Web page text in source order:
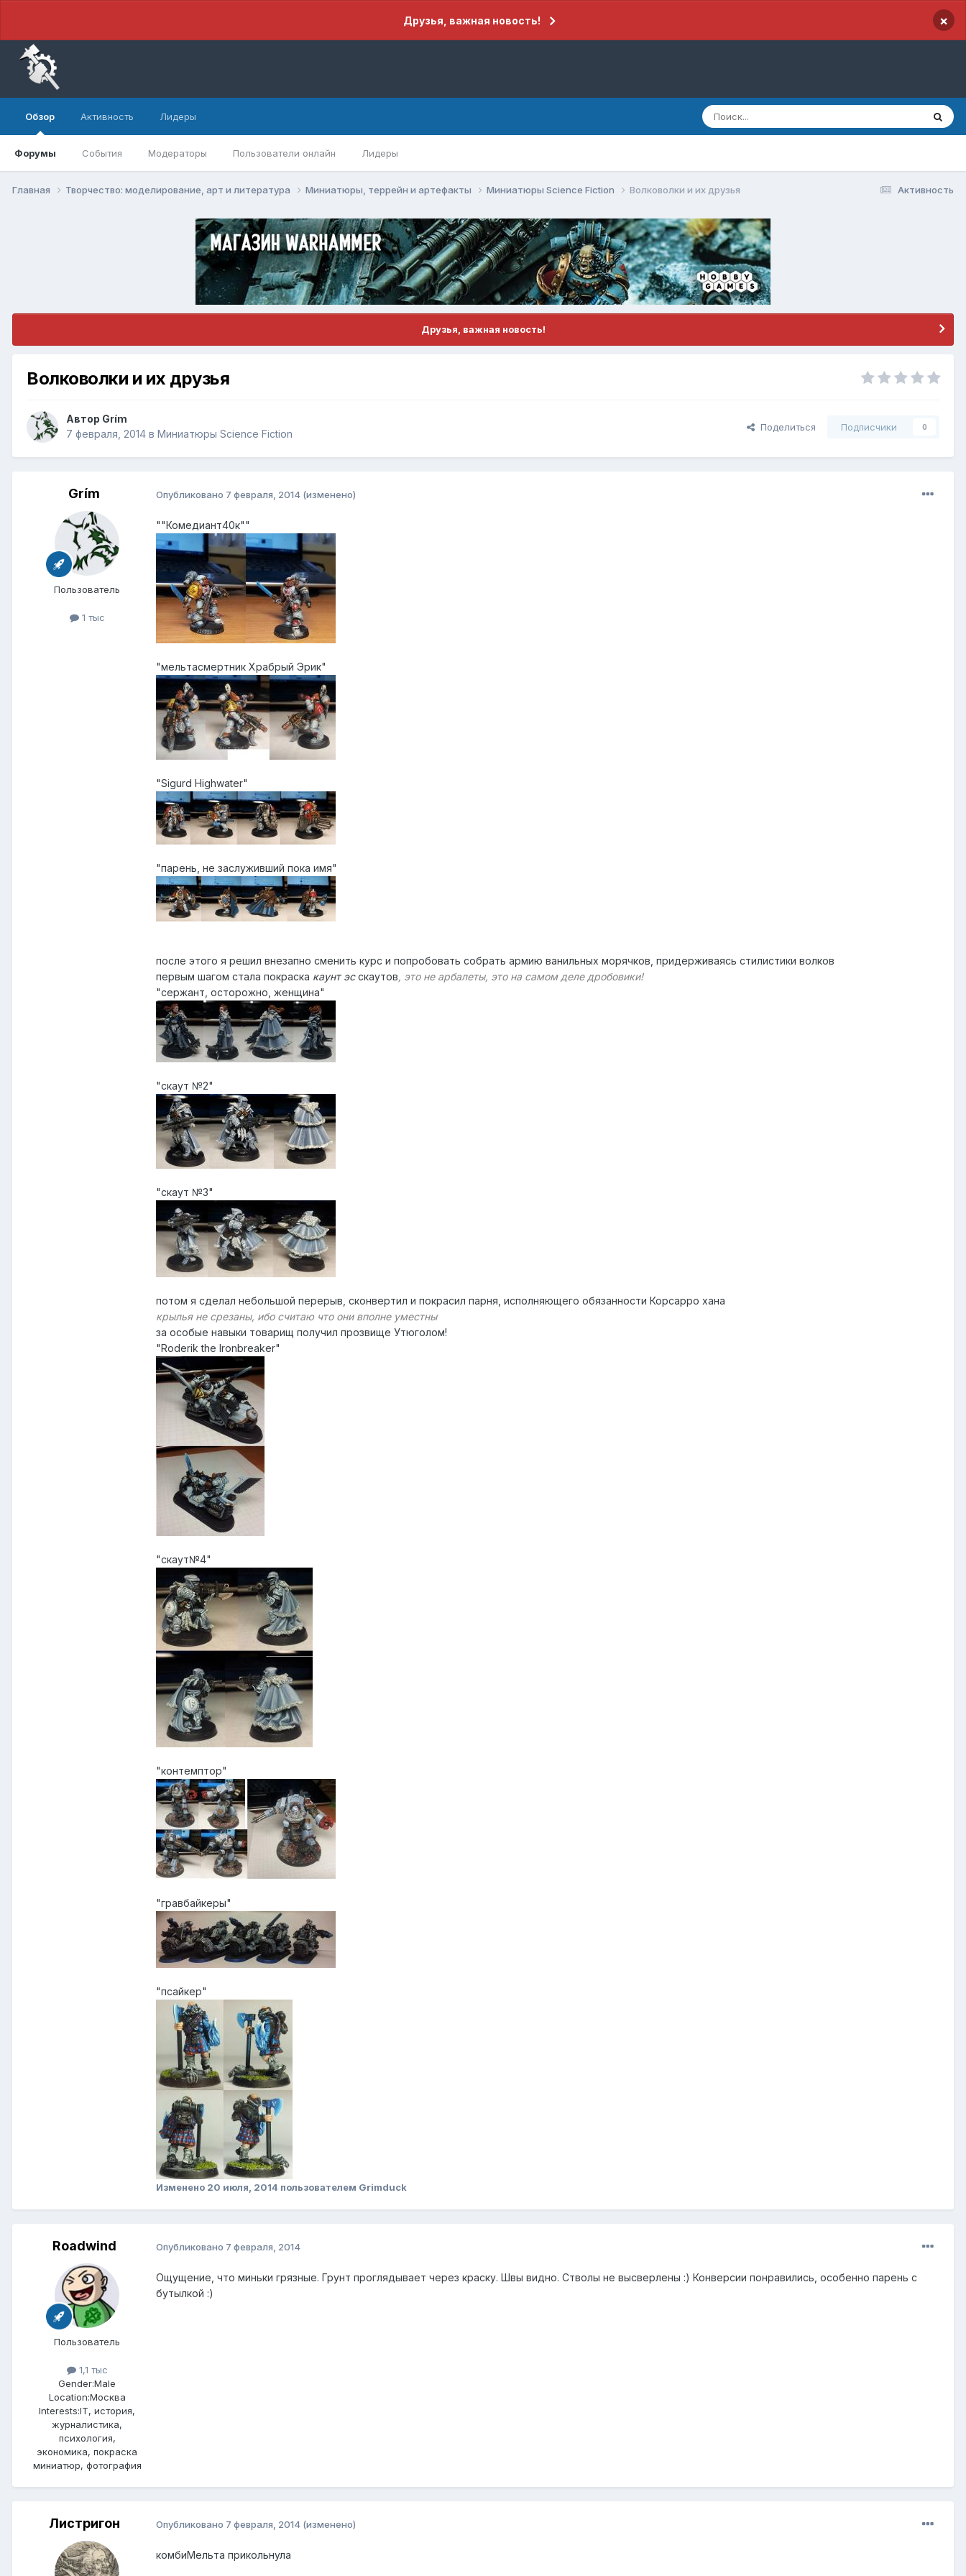
Друзья, важная новость! ×
Обзор
Форумы События Модераторы Пользователи онлайн Лидеры
Активность Лидеры
Активность
Главная Творчество: моделирование, арт и литература Миниатюры, террейн и артефакты Миниатюры Science Fiction Волковолки и их друзья
Друзья, важная новость!
Волковолки и их друзья
Автор Grím
7 февраля, 2014 в Миниатюры Science Fiction
Поделиться Подписчики 0
Grím
Пользователь
1 тыс
Опубликовано 7 февраля, 2014 (изменено)
""Комедиант40к""
"мельтасмертник Храбрый Эрик"
"Sigurd Highwater"
"парень, не заслуживший пока имя"
после этого я решил внезапно сменить курс и попробовать собрать армию ванильных морячков, придерживаясь стилистики волков
первым шагом стала покраска каунт эсскаутов, это не арбалеты, это на самом деле дробовики!
"сержант, осторожно, женщина"
"скаут №2"
"скаут №3"
потом я сделал небольшой перерыв, сконвертил и покрасил парня, исполняющего обязанности Корсарро хана
крылья не срезаны, ибо считаю что они вполне уместны
за особые навыки товарищ получил прозвище Утюголом!
"Roderik the Ironbreaker"
"скаут№4"
"контемптор"
"гравбайкеры"
"псайкер"
Изменено 20 июля, 2014 пользователем Grimduck
Roadwind
Пользователь
1,1 тыс
Gender:Male
Location:Москва
Interests:IT, история,
журналистика,
психология,
экономика, покраска
миниатюр, фотография
Опубликовано 7 февраля, 2014
Ощущение, что миньки грязные. Грунт проглядывает через краску. Швы видно. Стволы не высверлены :) Конверсии понравились, особенно парень с
бутылкой :)
Листригон Опубликовано 7 февраля, 2014 (изменено)
комбиМельта прикольнула